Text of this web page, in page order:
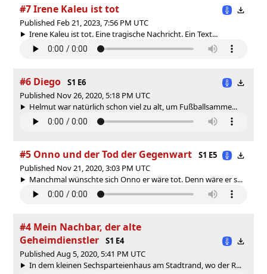
#7 Irene Kaleu ist tot
Published Feb 21, 2023, 7:56 PM UTC
Irene Kaleu ist tot. Eine tragische Nachricht. Ein Text...
#6 Diego
S1 E6
Published Nov 26, 2020, 5:18 PM UTC
Helmut war natürlich schon viel zu alt, um Fußballsamme...
#5 Onno und der Tod der Gegenwart
S1 E5
Published Nov 21, 2020, 3:03 PM UTC
Manchmal wünschte sich Onno er wäre tot. Denn wäre er s...
#4 Mein Nachbar, der alte
Geheimdienstler
S1 E4
Published Aug 5, 2020, 5:41 PM UTC
In dem kleinen Sechsparteienhaus am Stadtrand, wo der R...